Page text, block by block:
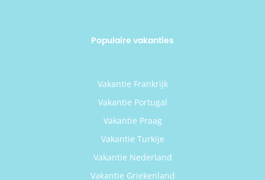
Populaire vakanties
Vakantie Frankrijk
Vakantie Portugal
Vakantie Praag
Vakantie Turkije
Vakantie Nederland
Vakantie Griekenland